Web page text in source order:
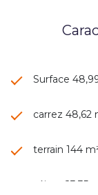
Surface
carrez 48,62
terrain 144
séjour 23,35